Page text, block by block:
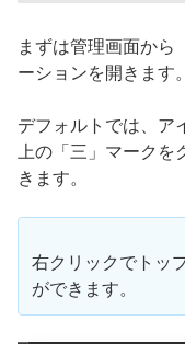
まずは管理画面から
ーションを開きます。
デフォルトでは、ア
上の「三」マークを
きます。
右クリックでトッ
ができます。